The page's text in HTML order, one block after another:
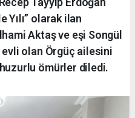
Yılı” olarak ilan
Aktaş ve eşi Songül
evli olan Örgüç ailesini
ömürler diledi.